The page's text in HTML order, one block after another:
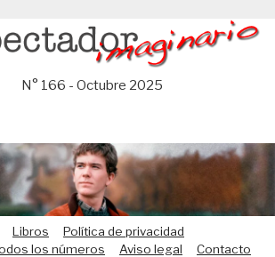
N° 166 - Octubre 2025
Libros
Política de privacidad
los números Aviso legal Contacto